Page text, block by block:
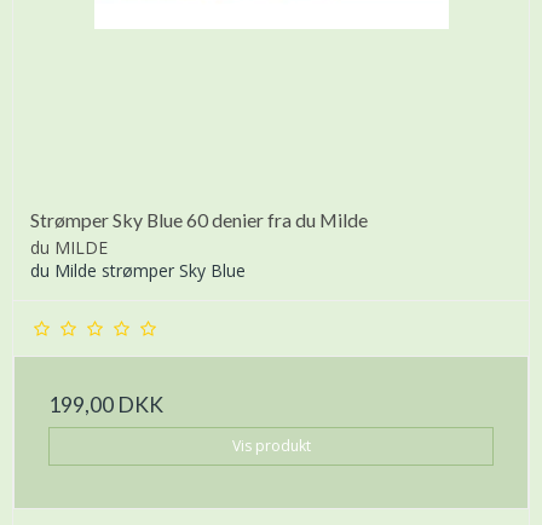
Strømper Sky Blue 60 denier fra du Milde
du MILDE
du Milde strømper Sky Blue
199,00 DKK
Vis produkt